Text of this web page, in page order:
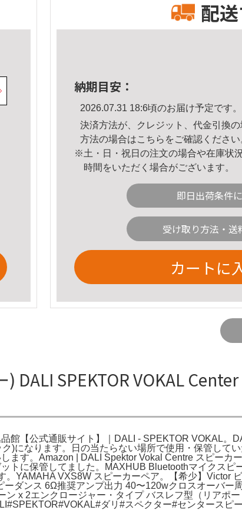
配
納期目安：
2026.07.31 18:6頃のお届け予定です。
決済方法が、クレジット、代金引換
方法の場合はこちら をご確認ください
※土・日・祝日の注文の場合や在庫状
時間をいただく場合がございます。
即日出荷条件
受け取り方法・送
カートに
DALI SPEKTOR VOKAL
館【公式通販サイト】｜DALI - SPEKTOR VOKAL。
)になります。日の当たらない場所で使用・保管して
ます。Amazon | DALI Spektor Vokal Centre スピーカ
トに保管してました。MAXHUB Bluetoothマイクスピ
YAMAHA VXS8W スピーカーペア。【希少】Victor
ダンス 6Ω推奨アンプ出力 40〜120wクロスオーバー
x 2エンクロージャー・タイプ バスレフ型（リアポ
ダリ#スペクター#センタースピ